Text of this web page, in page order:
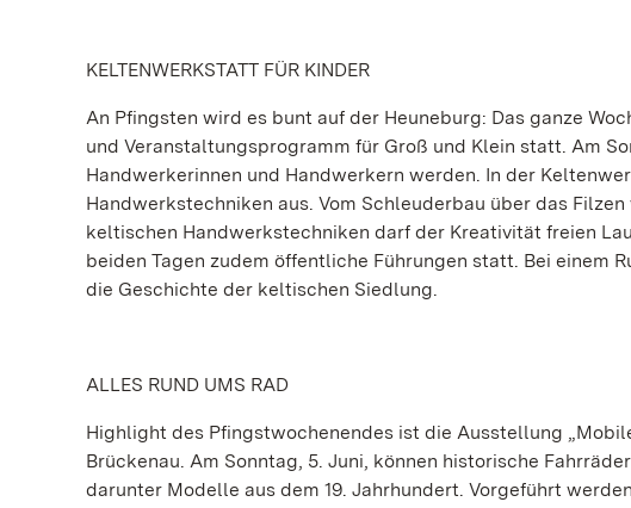
KELTENWERKSTATT FÜR KINDER
An Pfingsten wird es bunt auf der Heuneburg: Das ganze
und Veranstaltungsprogramm für Groß und Klein statt. Am
Handwerkerinnen und Handwerkern werden. In der
Handwerkstechniken aus. Vom Schleuderbau über das
keltischen Handwerkstechniken darf der Kreativität freien
beiden Tagen zudem öffentliche Führungen statt. Bei einem
die Geschichte der keltischen Siedlung.
ALLES RUND UMS RAD
Highlight des Pfingstwochenendes ist die Ausstellung
Brückenau. Am Sonntag, 5. Juni, können historische
darunter Modelle aus dem 19. Jahrhundert. Vorgeführt